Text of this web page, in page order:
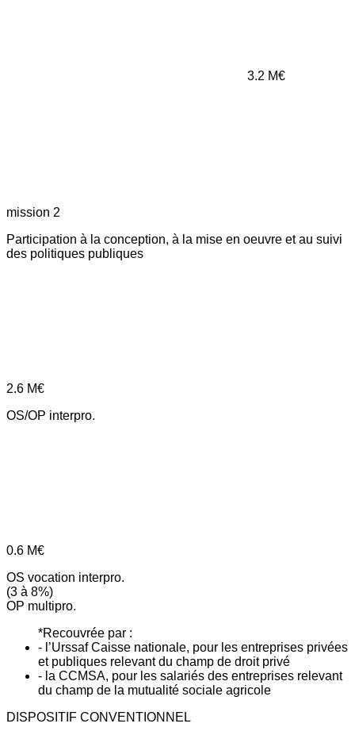
3.2 M€
mission 2
Participation à la conception, à la mise en oeuvre et au suivi
des politiques publiques
2.6 M€
OS/OP interpro.
0.6 M€
OS vocation interpro.
(3 à 8%)
OP multipro.
*Recouvrée par :
- l’Urssaf Caisse nationale, pour les entreprises privées
et publiques relevant du champ de droit privé
- la CCMSA, pour les salariés des entreprises relevant
du champ de la mutualité sociale agricole
DISPOSITIF CONVENTIONNEL